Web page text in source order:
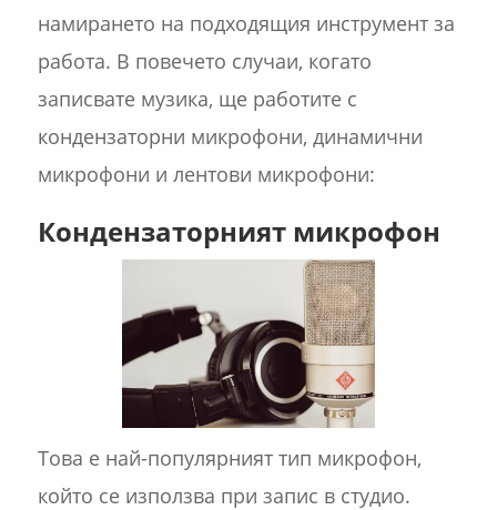
намирането на подходящия инструмент за
работа. В повечето случаи, когато
записвате музика, ще работите с
кондензаторни микрофони, динамични
микрофони и лентови микрофони:
Кондензаторният микрофон
Това е най-популярният тип микрофон,
който се използва при запис в студио.